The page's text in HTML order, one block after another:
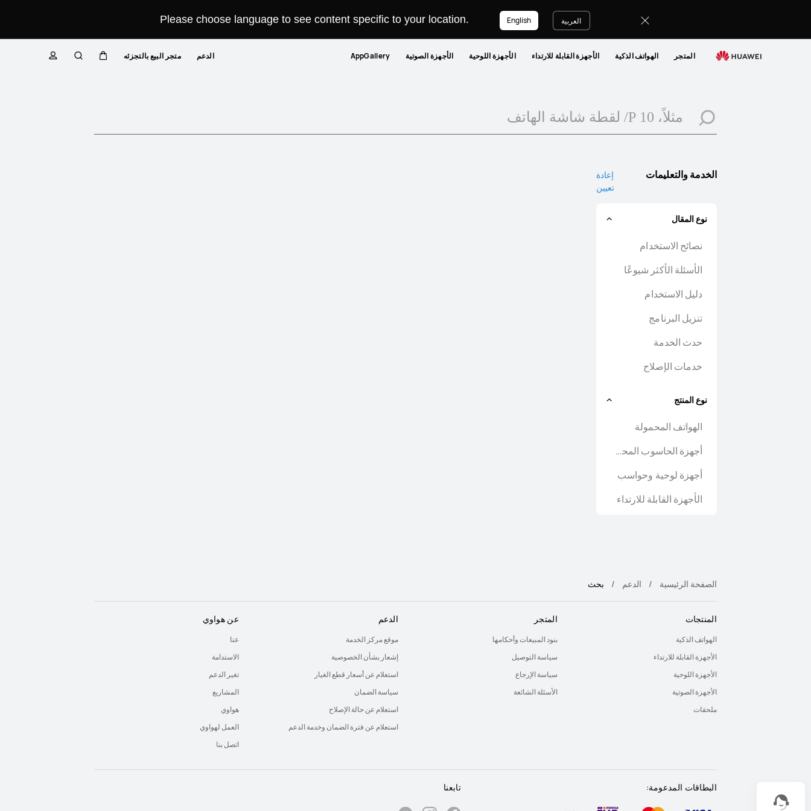
من
Please choose language to see content specific to your location. العربية English
المتجر الهواتف الذكية الأجهزة القابلة للارتداء الأجهزة اللوحية الأجهزة الصوتية AppGallery الدعم متجر البيع بالتجزئه
الخدمة والتعليمات
إعادة
تعيين
نوع المقال
نصائح الاستخدام
الأسئلة الأكثر شيوعًا
دليل الاستخدام
تنزيل البرنامج
حدث الخدمة
خدمات الإصلاح
نوع المنتج
الهواتف المحمولة
أجهزة الحاسوب المحمول
أجهزة لوحية وحواسب
الأجهزة القابلة للارتداء
الصفحة الرئيسية الدعم بحث
المنتجات
الهواتف الذكية
الأجهزة القابلة للارتداء
الأجهزة اللوحية
الأجهزة الصوتية
ملحقات
المتجر
بنود المبيعات وأحكامها
سياسة التوصيل
سياسة الإرجاع
الأسئلة الشائعة
الدعم
موقع مركز الخدمة
إشعار بشأن الخصوصية
استعلام عن أسعار قطع الغيار
سياسة الضمان
استعلام عن حالة الإصلاح
استعلام عن فترة الضمان وخدمة الدعم
عن هواوي
عنا
الاستدامة
تغير الدعم
المشاريع
هواوي
العمل لهواوي
اتصل بنا
البطاقات المدعومة: تابعنا